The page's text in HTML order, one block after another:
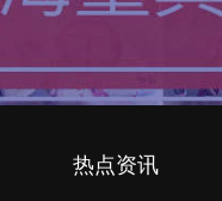
热点资讯